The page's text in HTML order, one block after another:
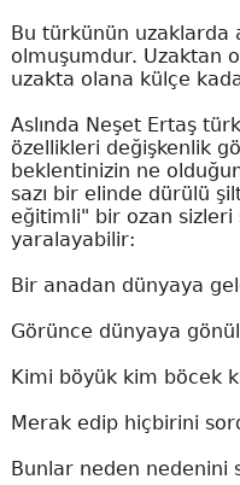
Bu türkünün uzaklarda
olmuşumdur. Uzaktan
uzakta olana külçe
Aslında Neşet Ertaş
özellikleri değişkenlik
beklentinizin ne
sazı bir elinde dürülü
eğitimli" bir ozan sizleri
yaralayabilir:
Bir anadan dünyaya
Görünce dünyaya
Kimi böyük kim böcek
Merak edip hiçbirini
Bunlar neden nedenini